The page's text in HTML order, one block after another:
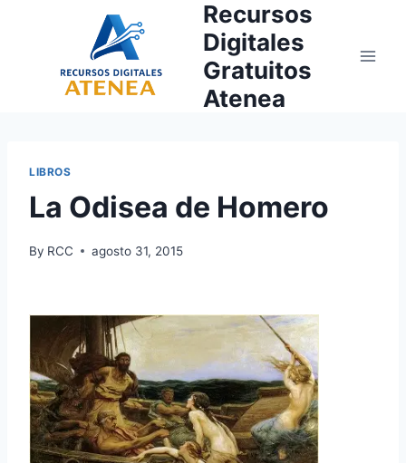
Recursos
Digitales
Gratuitos
Atenea
LIBROS
La Odisea de Homero
By RCC agosto 31, 2015